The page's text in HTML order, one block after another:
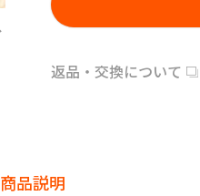
返品・交換について
商品説明